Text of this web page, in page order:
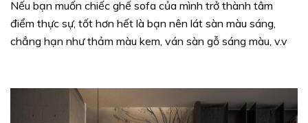
Nếu bạn muốn chiếc ghế sofa của mình trở thành tâm
điểm thực sự, tốt hơn hết là bạn nên lát sàn màu sáng,
chẳng hạn như thảm màu kem, ván sàn gỗ sáng màu, v.v